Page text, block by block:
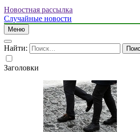
Новостная рассылка
Случайные новости
Меню
Найти:
Заголовки